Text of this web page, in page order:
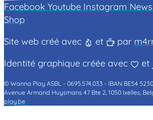
Facebook Youtube Instagram
Shop
Site web créé avec
et par
Identité graphique créée avec
et
© Wanna Play ASBL - 0695.574.033 - IBAN BE54
Avenue Armand Huysmans 47 Bte 2, 1050 Ixelles,